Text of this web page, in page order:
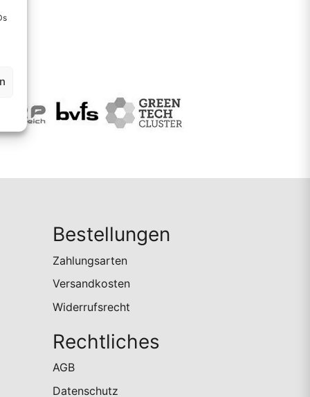
Bestellungen
Zahlungsarten
Versandkosten
Widerrufsrecht
Rechtliches
AGB
Datenschutz